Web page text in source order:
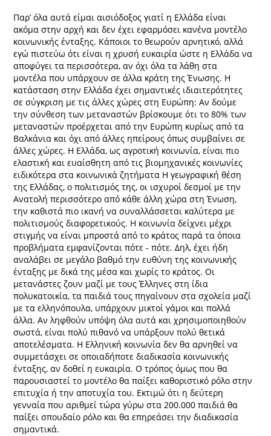
Παρ’ όλα αυτά είμαι αισιόδοξος γιατί η Ελλάδα είναι
ακόμα στην αρχή και δεν έχει εφαρμόσει κανένα μοντέλο
κοινωνικής ένταξης. Κάποιοι το θεωρούν αρνητικό, αλλά
εγώ πιστεύω ότι είναι η χρυσή ευκαιρία ώστε η Ελλάδα να
αποφύγει τα περισσότερα, αν όχι όλα τα λάθη στα
μοντέλα που υπάρχουν σε άλλα κράτη της Ένωσης. Η
κατάσταση στην Ελλάδα έχει σημαντικές ιδιαιτερότητες
σε σύγκριση με τις άλλες χώρες στη Ευρώπη: Αν δούμε
την σύνθεση των μεταναστών βρίσκουμε ότι το 80% των
μεταναστών προέρχεται από την Ευρώπη κυρίως από τα
Βαλκάνια και όχι από άλλες ηπείρους όπως συμβαίνει σε
άλλες χώρες. Η Ελλάδα, ως αγροτική κοινωνία, είναι πιο
ελαστική και ευαίσθητη από τις βιομηχανικές κοινωνίες
ειδικότερα στα κοινωνικά ζητήματα Η γεωγραφική θέση
της Ελλάδας, ο πολιτισμός της, οι ισχυροί δεσμοί με την
Ανατολή περισσότερο από κάθε άλλη χώρα στη Ένωση,
την καθιστά πιο ικανή να συναλλάσσεται καλύτερα με
πολιτισμούς διαφορετικούς. Η κοινωνία δείχνει μέχρι
στιγμής να είναι μπροστά από το κράτος παρά τα όποια
προβλήματα εμφανίζονται πότε - πότε. Δηλ, έχει ήδη
αναλάβει σε μεγάλο βαθμό την ευθύνη της κοινωνικής
ένταξης με δικά της μέσα και χωρίς το κράτος. Οι
μετανάστες ζουν μαζί με τους Έλληνες στη ίδια
πολυκατοικία, τα παιδιά τους πηγαίνουν στα σχολεία μαζί
με τα ελληνόπουλα, υπάρχουν μικτοί γάμοι και πολλά
άλλα. Αν ληφθούν υπόψη όλα αυτά και χρησιμοποιηθούν
σωστά, είναι πολύ πιθανό να υπάρξουν πολύ θετικά
αποτελέσματα. Η Ελληνική κοινωνία δεν θα αρνηθεί να
συμμετάσχει σε οποιαδήποτε διαδικασία κοινωνικής
ένταξης, αν δοθεί η ευκαιρία. Ο τρόπος όμως που θα
παρουσιαστεί το μοντέλο θα παίξει καθοριστικό ρόλο στην
επιτυχία ή την αποτυχία του. Εκτιμώ ότι η δεύτερη
γενναία που αριθμεί τώρα γύρω στα 200.000 παιδιά θα
παίξει σπουδαίο ρόλο και θα επηρεάσει την διαδικασία
σημαντικά.